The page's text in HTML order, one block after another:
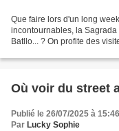
Que faire lors d'un long
incontournables, la
Batllo... ? On profite des
Où voir du street
Publié le 26/07/2025 à 15:46
Par Lucky Sophie